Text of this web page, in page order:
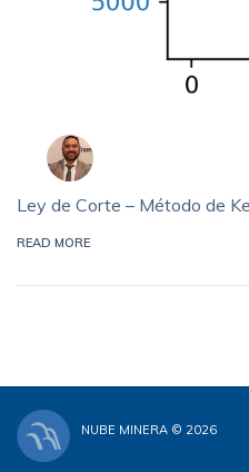
Ley de Corte – Método de
READ MORE
NUBE MINERA © 2026